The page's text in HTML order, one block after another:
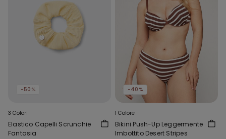
-50%
3 Colori
Elastico Capelli Scrunchie
Fantasia
-40%
1 Colore
Bikini Push-Up Leggermente
Imbottito Desert Stripes